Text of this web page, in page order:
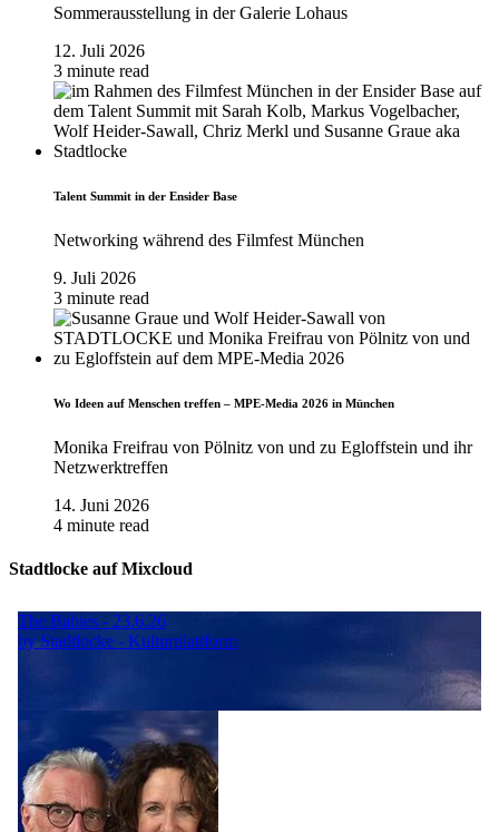
Sommerausstellung in der Galerie Lohaus
12. Juli 2026
3 minute read
Talent Summit in der Ensider Base
Networking während des Filmfest München
9. Juli 2026
3 minute read
Wo Ideen auf Menschen treffen – MPE-Media 2026 in München
Monika Freifrau von Pölnitz von und zu Egloffstein und ihr
Netzwerktreffen
14. Juni 2026
4 minute read
Stadtlocke auf Mixcloud